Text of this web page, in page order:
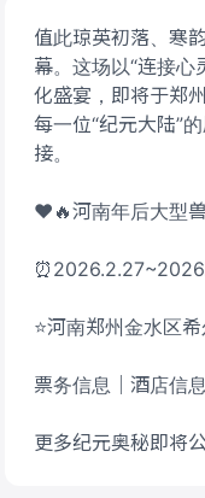
值此琼英初落、寒
幕。这场以“连接
化盛宴，即将于郑
每一位“纪元大陆”
接。
❤🔥河南年后大型
⭐河南郑州金水区
票务信息｜酒店信